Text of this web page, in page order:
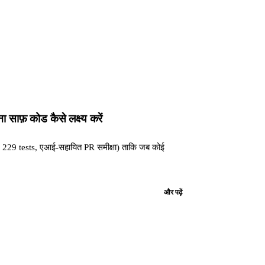
साफ़ कोड कैसे लक्ष्य करें
tests, एआई-सहायित PR समीक्षा) ताकि जब कोई
और पढ़ें